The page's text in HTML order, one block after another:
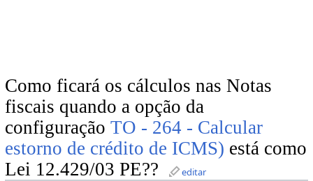
Como ficará os cálculos nas Notas
fiscais quando a opção da
configuração TO - 264 - Calcular
estorno de crédito de ICMS) está como
Lei 12.429/03 PE??
editar